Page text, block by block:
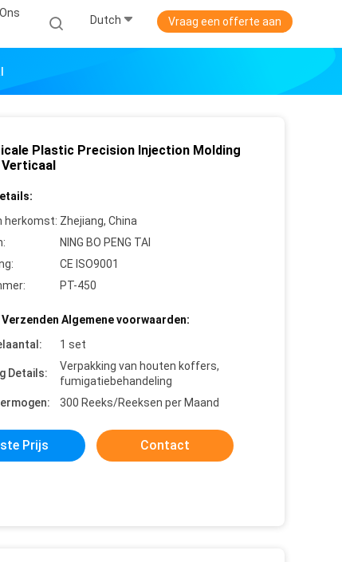
Dutch Vraag een offerte aan
Plastic Precision Injection Molding
herkomst: Zhejiang, China
NING BO PENG TAI
CE ISO9001
PT-450
Verzenden Algemene voorwaarden:
1 set
Details:
Verpakking van houten koffers,
fumigatiebehandeling
300 Reeks/Reeksen per Maand
Prijs Contact